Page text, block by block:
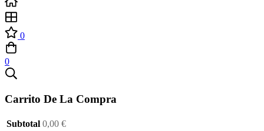
0
0
Carrito De La Compra
Subtotal 0,00 €